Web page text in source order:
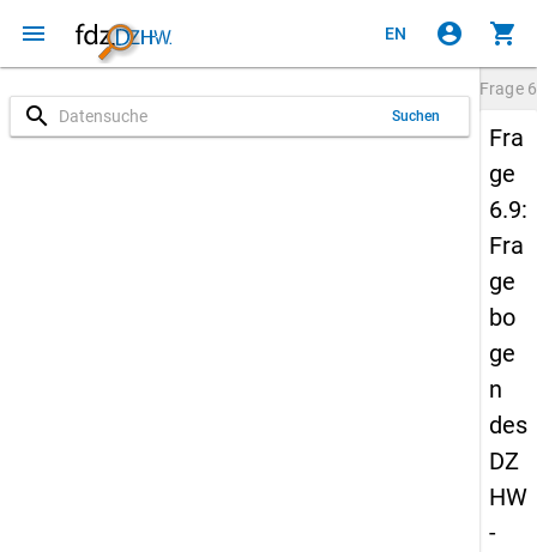
menu EN account_circle shopping_cart
search Suchen
Frage
Fra
ge
6.9:
Fra
ge
bo
ge
n
des
DZ
HW
-